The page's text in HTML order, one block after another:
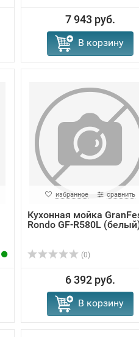
7 943 руб.
В корзину
избранное сравнить
Кухонная мойка
Rondo GF-R580L
(0)
6 392 руб.
В корзину